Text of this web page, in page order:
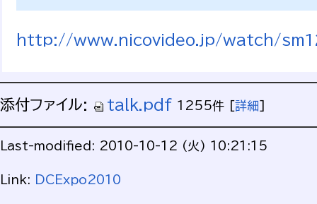
http://www.nicovideo.jp/watch/
添付ファイル: talk.pdf 1255件 [詳細]
Last-modified: 2010-10-12 (火) 10:21:15
Link: DCExpo2010